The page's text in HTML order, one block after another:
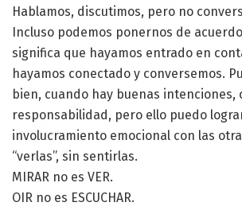
Hablamos, discutimos, pero no
Incluso podemos ponernos de
significa que hayamos entrado en
hayamos conectado y conversemos.
bien, cuando hay buenas intenciones,
responsabilidad, pero ello puedo
involucramiento emocional con las
“verlas”, sin sentirlas.
MIRAR no es VER.
OIR no es ESCUCHAR.